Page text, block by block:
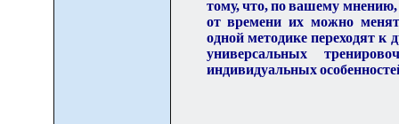
тому, что, по вашему
от времени их можно
одной методике переходят к
универсальных
индивидуальных